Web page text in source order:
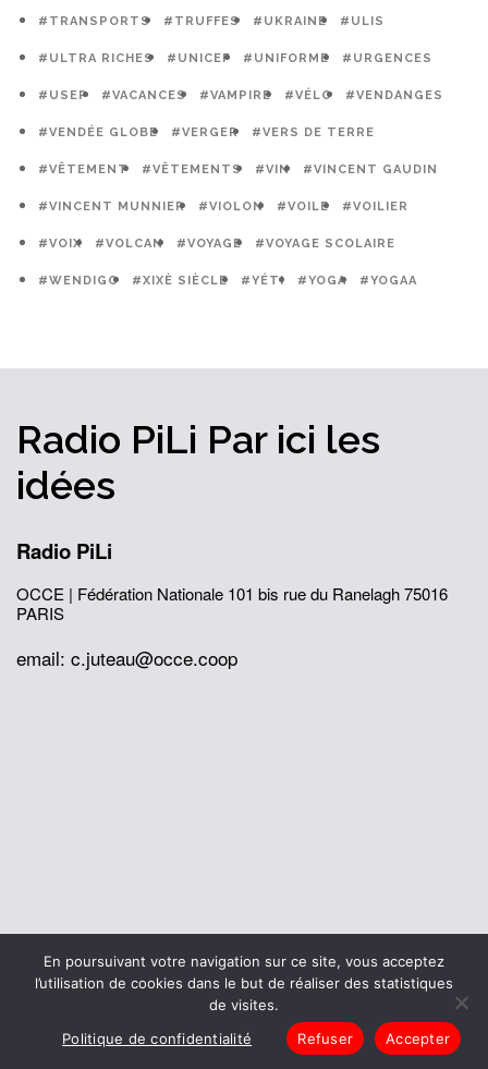
#TRANSPORTS #TRUFFES #UKRAINE #ULIS
#ULTRA RICHES #UNICEF #UNIFORME #URGENCES
#USEP #VACANCES #VAMPIRE #VÉLO #VENDANGES
#VENDÉE GLOBE #VERGER #VERS DE TERRE
#VÊTEMENT #VÊTEMENTS #VIN #VINCENT GAUDIN
#VINCENT MUNNIER #VIOLON #VOILE #VOILIER
#VOIX #VOLCAN #VOYAGE #VOYAGE SCOLAIRE
#WENDIGO #XIXÈ SIÈCLE #YÉTI #YOGA #YOGAA
Radio PiLi Par ici les
idées
Radio PiLi
OCCE | Fédération Nationale 101 bis rue du Ranelagh75016
PARIS
email: c.juteau@occe.coop
© 2026 Office Central de la Coopération à l'École
Mentions légales
Politique de confidentialité
L’histoire de I’OCCE
En poursuivant votre navigation sur ce site, vous acceptez
l’utilisation de cookies dans le but de réaliser des statistiques
de visites.
Accepter
Refuser
Politique de confidentialité